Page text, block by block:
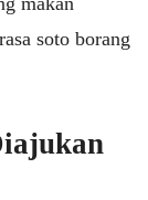
soto borang